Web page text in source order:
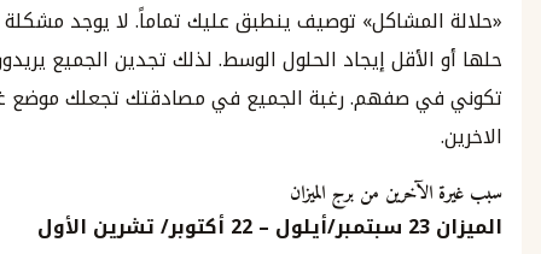
توصيف ينطبق عليك تماماً. لا يوجد مشكلة لا يمكنك
إيجاد الحلول الوسط. لذلك تجدين الجميع يريدون أن
صفهم. رغبة الجميع في مصادقتك تجعلك موضع غيرة
من برج الميزان
22 أكتوبر/ تشرين الأول